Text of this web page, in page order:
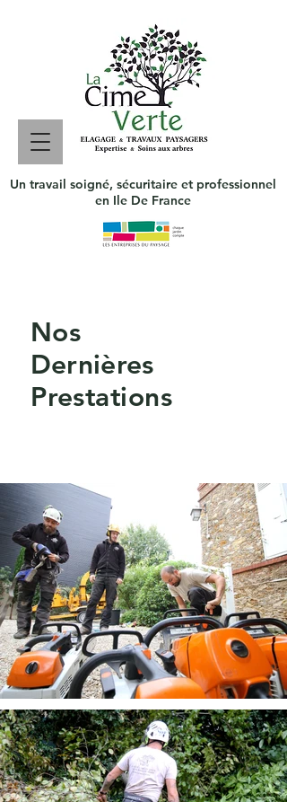
Un travail soigné, sécuritaire et professionnel
en Ile De France
Nos
Dernières
Prestations